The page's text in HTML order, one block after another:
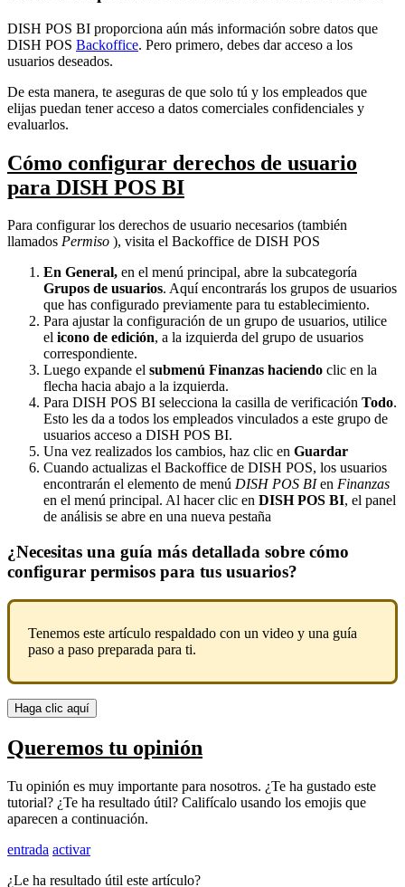
DISH POS BI proporciona aún más información sobre datos que
DISH POS Backoffice. Pero primero, debes dar acceso a los
usuarios deseados.
De esta manera, te aseguras de que solo tú y los empleados que
elijas puedan tener acceso a datos comerciales confidenciales y
evaluarlos.
Cómo configurar derechos de usuario
para DISH POS BI
Para configurar los derechos de usuario necesarios (también
llamados Permiso ), visita el Backoffice de DISH POS
En General, en el menú principal, abre la subcategoría
Grupos de usuarios. Aquí encontrarás los grupos de usuarios
que has configurado previamente para tu establecimiento.
Para ajustar la configuración de un grupo de usuarios, utilice
el icono de edición, a la izquierda del grupo de usuarios
correspondiente.
Luego expande el submenú Finanzas haciendo clic en la
flecha hacia abajo a la izquierda.
Para DISH POS BI selecciona la casilla de verificación Todo.
Esto les da a todos los empleados vinculados a este grupo de
usuarios acceso a DISH POS BI.
Una vez realizados los cambios, haz clic en Guardar
Cuando actualizas el Backoffice de DISH POS, los usuarios
encontrarán el elemento de menú DISH POS BIen Finanzas
en el menú principal. Al hacer clic en DISH POS BI, el panel
de análisis se abre en una nueva pestaña
¿Necesitas una guía más detallada sobre cómo
configurar permisos para tus usuarios?
Tenemos este artículo respaldado con un video y una guía
paso a paso preparada para ti.
Haga clic aquí
Queremos tu opinión
Tu opinión es muy importante para nosotros. ¿Te ha gustado este
tutorial? ¿Te ha resultado útil? Califícalo usando los emojis que
aparecen a continuación.
entrada activar
¿Le ha resultado útil este artículo?